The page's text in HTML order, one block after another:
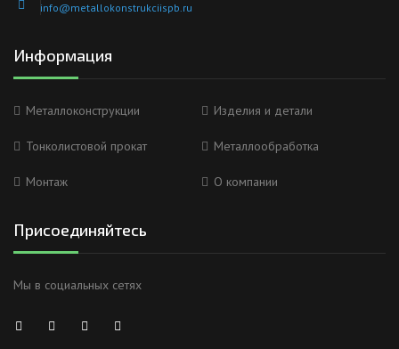
info@metallokonstrukciispb.ru
Информация
Металлоконструкции Изделия и детали
Тонколистовой прокат Металлообработка
Монтаж О компании
Присоединяйтесь
Мы в социальных сетях